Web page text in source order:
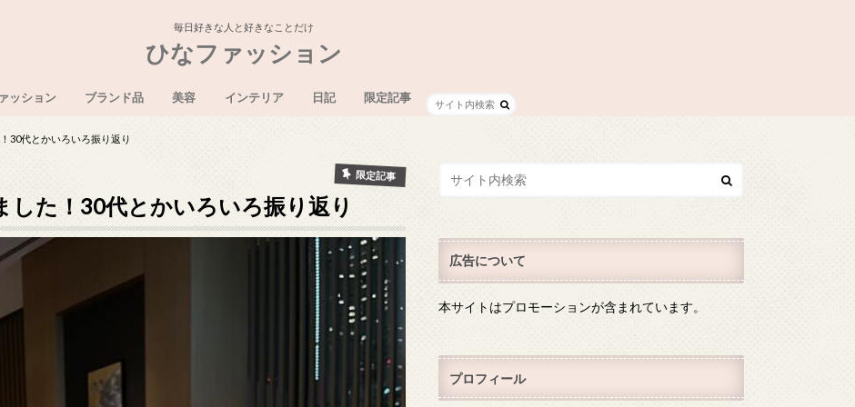
毎日好きな人と好きなことだけ
ひなファッション
ッション ブランド品 美容 インテリア 日記 限定記事
30代とかいろいろ振り返り
限定記事
した！30代とかいろいろ振り返り
広告について
本サイトはプロモーションが含まれています。
プロフィール